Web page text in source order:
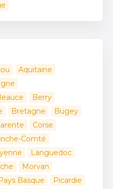
Aquitaine
Berry
Bretagne
Bugey
Corse
Comté
Languedoc
Morvan
Basque
Picardie